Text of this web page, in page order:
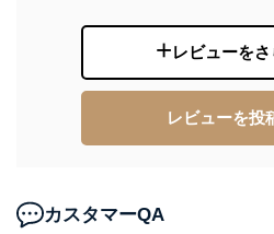
２．利用目的
りです。
個人情報の種類
当社の定期購読サ
購入商品
レビューを
レビューを投
カスタマーQA